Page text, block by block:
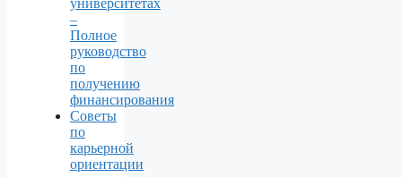
–
Полное
руководство
по
получению
финансирования
Советы
по
карьерной
ориентации